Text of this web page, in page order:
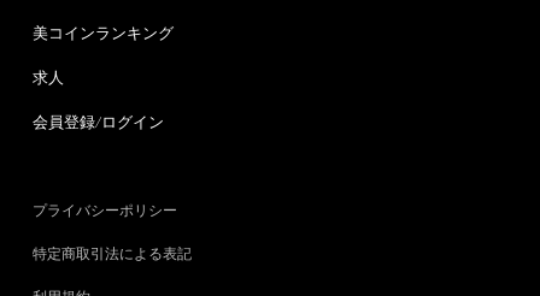
美コインランキング
求人
会員登録/ログイン
プライバシーポリシー
特定商取引法による表記